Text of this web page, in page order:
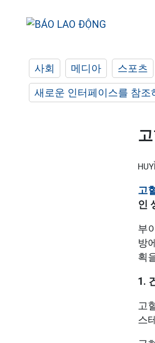
사회 메디아 스포츠
새로운 인터페이스를 참조
고
인
부
방
획
1.
고
스